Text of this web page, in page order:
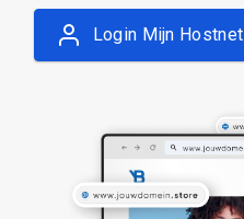
Login Mijn Hostnet